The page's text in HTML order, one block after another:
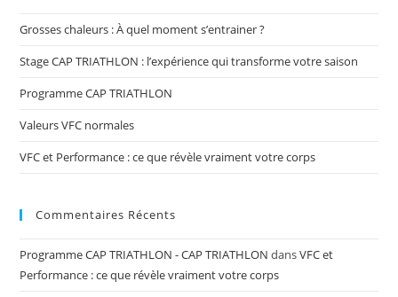
Grosses chaleurs : À quel moment s’entrainer ?
Stage CAP TRIATHLON : l’expérience qui transforme votre saison
Programme CAP TRIATHLON
Valeurs VFC normales
VFC et Performance : ce que révèle vraiment votre corps
Commentaires Récents
Programme CAP TRIATHLON - CAP TRIATHLON dansVFC et
Performance : ce que révèle vraiment votre corps